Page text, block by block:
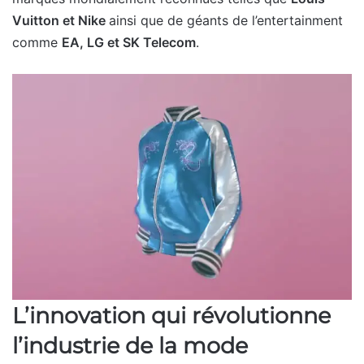
Vuitton et Nike ainsi que de géants de l’entertainment
comme EA, LG et SK Telecom.
L’innovation qui révolutionne
l’industrie de la mode